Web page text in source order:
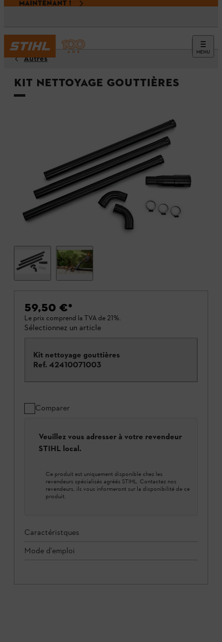
MAINTENANT !
MENU
Autres
Kit nettoyage gouttières
59,50 €*
Le prix comprend la TVA de 21%.
Sélectionnez un article
Kit nettoyage gouttières
Ref. 42410071003
Comparer
Veuillez vous adresser à votre revendeur
STIHL local.
Ce produit est uniquement disponible chez les
revendeurs spécialisés agréés STIHL. Contactez nos
revendeurs, ils vous informeront sur la disponibilité de ce
produit.
Caractéristques
Mode d'emploi